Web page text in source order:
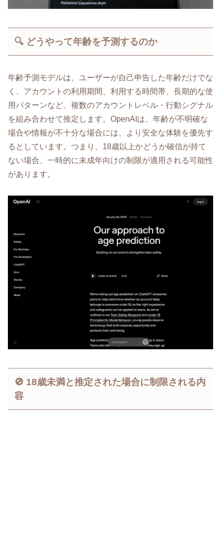
🔍 どうやって年齢を予測するのか
年齢予測モデルは、ユーザーが自己申告した年齢だけでな
く、アカウントの利用期間、利用する時間帯、長期的な使
用パターンなど、複数のアカウントレベル・行動シグナル
を組み合わせて推定します。OpenAIは、年齢が不明確な
場合や情報が不十分な場合には、より安全な体験を優先す
るとしています。つまり、18歳以上かどうか確信が持て
ない場合、一時的に未成年向けの制限が適用される可能性
があります。
🚫 18歳未満と推定された場合に制限される内
容